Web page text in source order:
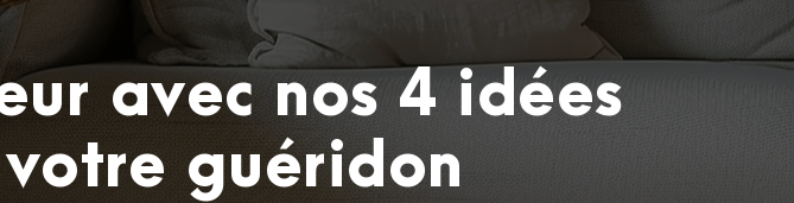
avec nos 4 idées
guéridon